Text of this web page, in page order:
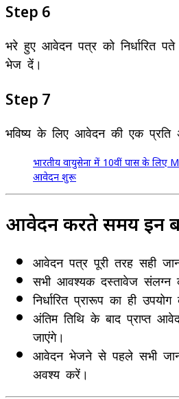
Step 6
भरे हुए आवेदन पत्र को निर्धारित
भेज दें।
Step 7
भविष्य के लिए आवेदन की एक प्रति
भारतीय वायुसेना में 10वीं पास के लिए
आवेदन शुरू
आवेदन करते समय इन
आवेदन पत्र पूरी तरह सही
सभी आवश्यक दस्तावेज संलग्न
निर्धारित प्रारूप का ही
अंतिम तिथि के बाद प्राप्त
जाएंगे।
आवेदन भेजने से पहले सभी
अवश्य करें।